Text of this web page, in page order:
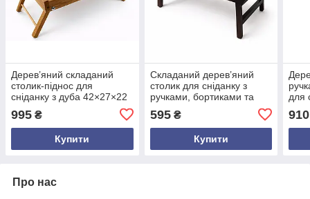
Дерев’яний складаний
столик-піднос для
сніданку з дуба 42×27×22
см — практичний столик з
ручками та бортиками, еко
стиль
995 ₴
Купити
Складаний дерев’яний
столик для сніданку з
ручками, бортиками та
43×27.5×20.5 см, колір
венге
595₴
Купити
для
910
Про нас